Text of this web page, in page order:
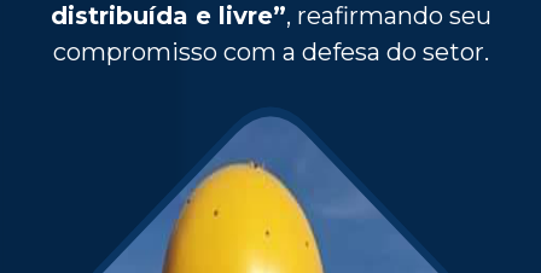
distribuída e livre”, reafirmando seu
compromisso com a defesa do setor.